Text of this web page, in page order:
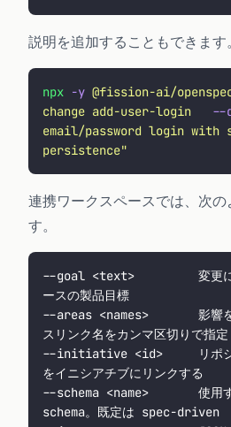
説明を追加することもできます。
npx -y @fission-ai/
change add-user-login
--
email/password login with
persistence"
連携ワークスペースでは、次の
す。
--goal <text>         変更に
ースの製品目標
--areas <names>       影響を
スリンク名をカンマ区切りで指定
--initiative <id>     リポジト
をイニシアチブにリンクする
--schema <name>       使用す
schema。既定は spec-driven